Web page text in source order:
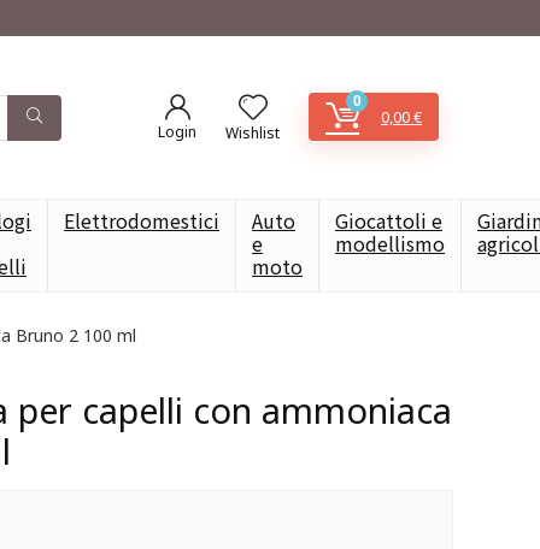
Login Wishlist
0
0,00€
Elettrodomestici Auto
e
moto
Giocattoli e
modellismo
Bruno 2 100 ml
per capelli con ammoniaca